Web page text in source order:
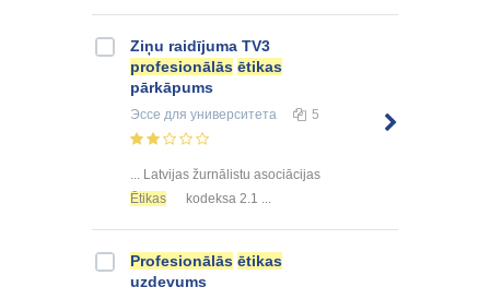
Ziņu raidījuma TV3
profesionālās ētikas
pārkāpums
Эссе для университета 5
... Latvijas žurnālistu asociācijas
Ētikas
kodeksa 2.1 ...
Profesionālās ētikas
uzdevums